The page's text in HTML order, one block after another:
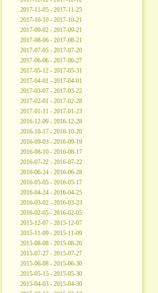
2017-11-05 - 2017-11-25
2017-10-10 - 2017-10-21
2017-09-02 - 2017-09-21
2017-08-06 - 2017-08-21
2017-07-05 - 2017-07-20
2017-06-06 - 2017-06-27
2017-05-12 - 2017-05-31
2017-04-01 - 2017-04-01
2017-03-07 - 2017-03-22
2017-02-01 - 2017-02-28
2017-01-11 - 2017-01-23
2016-12-09 - 2016-12-28
2016-10-17 - 2016-10-20
2016-09-03 - 2016-09-19
2016-08-10 - 2016-08-17
2016-07-22 - 2016-07-22
2016-06-24 - 2016-06-28
2016-05-05 - 2016-05-17
2016-04-24 - 2016-04-25
2016-03-02 - 2016-03-23
2016-02-05 - 2016-02-05
2015-12-07 - 2015-12-07
2015-11-09 - 2015-11-09
2015-08-08 - 2015-08-20
2015-07-27 - 2015-07-27
2015-06-08 - 2015-06-30
2015-05-15 - 2015-05-30
2015-04-03 - 2015-04-30